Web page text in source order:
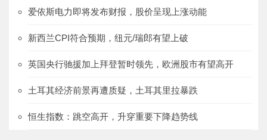
爱依斯电力即将发布财报，股价呈现上涨动能
新西兰CPI符合预期，纽元/瑞郎有望上破
英国央行驰援加上拜登暂时领先，欧洲股市有望高开
土耳其经济前景再遭质疑，土耳其里拉暴跌
恒生指数：跳空高开，升穿重要下降趋势线